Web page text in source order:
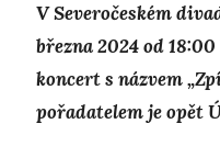
V Severočeském
března 2024 od
koncert s názvem
pořadatelem je opět